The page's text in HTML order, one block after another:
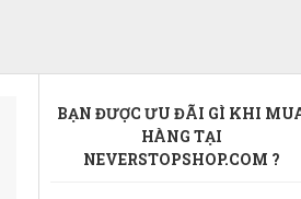
BẠN ĐƯỢC ƯU ĐÃI GÌ KHI
HÀNG TẠI
NEVERSTOPSHOP.COM ?